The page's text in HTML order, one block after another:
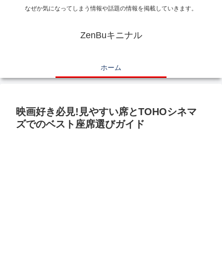
なぜか気になってしまう情報や話題の情報を掲載していきます。
ZenBuキニナル
ホーム
映画好き必見!見やすい席とTOHOシネマ
ズでのベスト座席選びガイド